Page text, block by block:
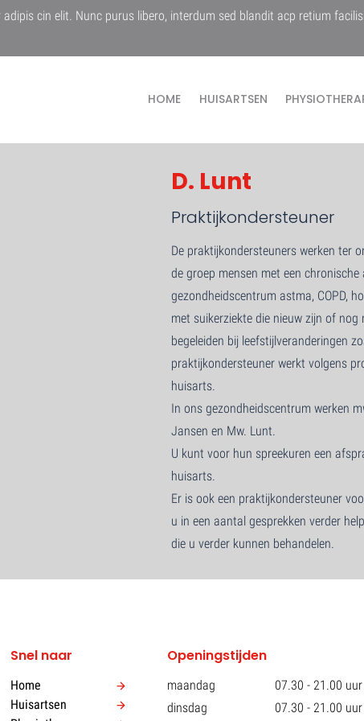
cin elit. Nunc purus libero, interdum sed blandit acp retium
HOME HUISARTSEN
D. Lunt
Praktijkondersteuner
De praktijkondersteuners werken ter
de groep mensen met een
gezondheidscentrum astma, COPD,
met suikerziekte die nieuw zijn of
begeleiden bij leefstijlveranderingen
praktijkondersteuner werkt volgens
huisarts.
In ons gezondheidscentrum werken
Jansen en Mw. Lunt.
U kunt voor hun spreekuren een
huisarts.
Er is ook een praktijkondersteuner
u in een aantal gesprekken verder
die u verder kunnen behandelen.
Snel naar
Home
Huisartsen
Openingstijden
maandag
07.30 - 21.00 uur
dinsdag
07.30 - 21.00 uur